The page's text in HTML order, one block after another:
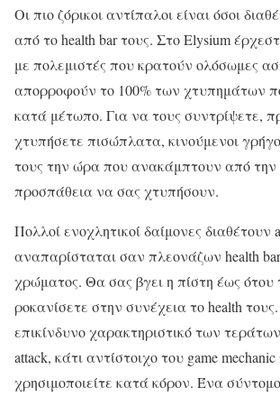
Οι πιο ζόρικοι αντίπαλοι είναι όσοι
από το health bar τους. Στο Elysium
με πολεμιστές που κρατούν ολόσωμες
απορροφούν το 100% των χτυπημάτων
κατά μέτωπο. Για να τους συντρίψετε,
χτυπήσετε πισώπλατα, κινούμενοι
τους την ώρα που ανακάμπτουν από την
προσπάθεια να σας χτυπήσουν.
Πολλοί ενοχλητικοί δαίμονες διαθέτουν
αναπαρίσταται σαν πλεονάζων health bar
χρώματος. Θα σας βγει η πίστη έως ότου
ροκανίσετε στην συνέχεια το health
επικίνδυνο χαρακτηριστικό των τεράτων
attack, κάτι αντίστοιχο του game
χρησιμοποιείτε κατά κόρον. Ένα σύντομο